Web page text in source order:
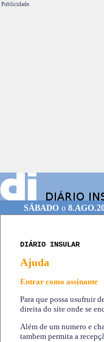
Publicidade.
SÁBADOo
DIÁRIO INSULAR
Ajuda
Entrar como assinante
Para que possa usufruir
direita do site onde se
Além de um numero e
tambem permita a